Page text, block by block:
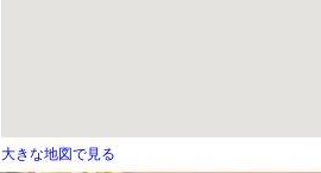
大きな地図で見る